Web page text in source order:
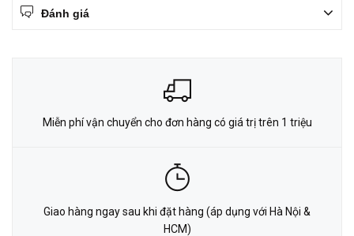
Đánh giá
Miễn phí vận chuyển cho đơn hàng có giá trị trên 1 triệu
Giao hàng ngay sau khi đặt hàng (áp dụng với Hà Nội &
HCM)